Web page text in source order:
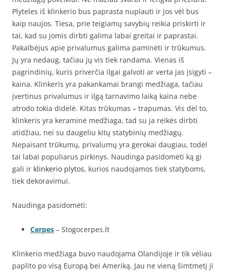
Plyteles iš klinkerio bus paprasta nuplauti ir jos vėl bus
kaip naujos. Tiesa, prie teigiamų savybių reikia priskirti ir
tai, kad su jomis dirbti galima labai greitai ir paprastai.
Pakalbėjus apie privalumus galima paminėti ir trūkumus.
Jų yra nedaug, tačiau jų vis tiek randama. Vienas iš
pagrindinių, kuris priverčia ilgai galvoti ar verta jas įsigyti –
kaina. Klinkeris yra pakankamai brangi medžiaga, tačiau
įvertinus privalumus ir ilgą tarnavimo laiką kaina nebe
atrodo tokia didelė. Kitas trūkumas – trapumas. Vis dėl to,
klinkeris yra keraminė medžiaga, tad su ja reikės dirbti
atidžiau, nei su daugeliu kitų statybinių medžiagų.
Nepaisant trūkumų, privalumų yra gerokai daugiau, todėl
tai labai populiarus pirkinys. Naudinga pasidomėti ką gi
gali ir klinkerio plytos, kurios naudojamos tiek statyboms,
tiek dekoravimui.
Naudinga pasidomėti:
Cerpes – Stogocerpes.lt
Klinkerio medžiaga buvo naudojama Olandijoje ir tik vėliau
paplito po visą Europą bei Ameriką. Jau ne vieną šimtmetį ji